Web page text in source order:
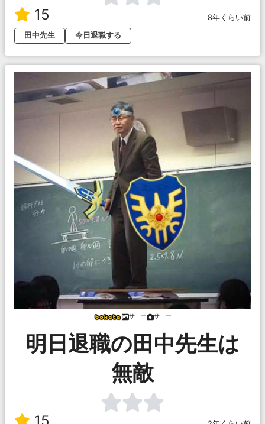
15
8年くらい前
田中先生
今日退職する
サニー サニー
明日退職の田中先生は
無敵